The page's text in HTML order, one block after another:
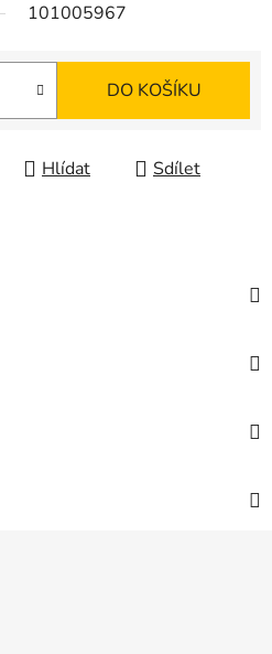
101005967
DO KOŠÍKU
Hlídat Sdílet